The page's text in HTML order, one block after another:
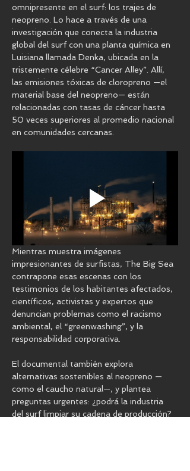
omnipresente en el surf: los trajes de
neopreno. Lo hace a través de una
investigación que conecta la industria
global del surf con una planta química en
Luisiana llamada Denka, ubicada en la
tristemente célebre “Cancer Alley”. Allí,
las emisiones tóxicas de cloropreno —el
material base del neopreno— están
relacionadas con tasas de cáncer hasta
50 veces superiores al promedio nacional
en comunidades cercanas.
Mientras muestra imágenes
impresionantes de surfistas, The Big Sea
contrapone esas escenas con los
testimonios de los habitantes afectados,
científicos, activistas y expertos que
denuncian problemas como el racismo
ambiental, el “greenwashing”, y la
responsabilidad corporativa.
El documental también explora
alternativas sostenibles al neopreno —
como el caucho natural—, y plantea
preguntas urgentes: ¿podrá la industria
del surf limpiar su cadena de producción?